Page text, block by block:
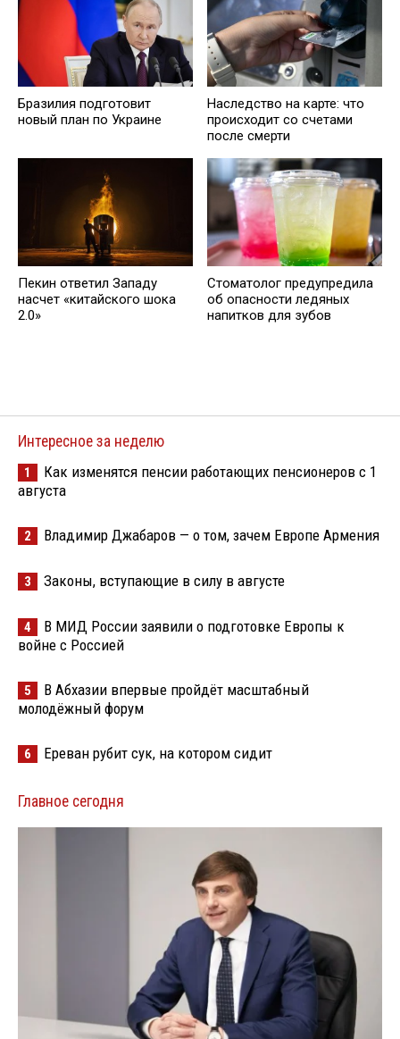
Бразилия подготовит
новый план по Украине
Наследство на карте: что
происходит со счетами
после смерти
Пекин ответил Западу
насчет «китайского шока
2.0»
Стоматолог предупредила
об опасности ледяных
напитков для зубов
Интересное за неделю
1
Как изменятся пенсии работающих пенсионеров с 1
августа
2 Владимир Джабаров — о том, зачем Европе Армения
3 Законы, вступающие в силу в августе
4
В МИД России заявили о подготовке Европы к
войне с Россией
5
В Абхазии впервые пройдёт масштабный
молодёжный форум
6 Ереван рубит сук, на котором сидит
Главное сегодня